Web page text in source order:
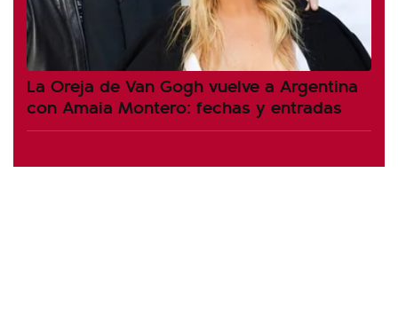
La Oreja de Van Gogh vuelve a Argentina
con Amaia Montero: fechas y entradas